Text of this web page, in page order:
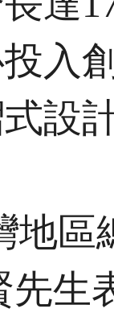
入
設
地
先生